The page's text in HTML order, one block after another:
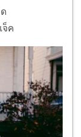
จ็ค